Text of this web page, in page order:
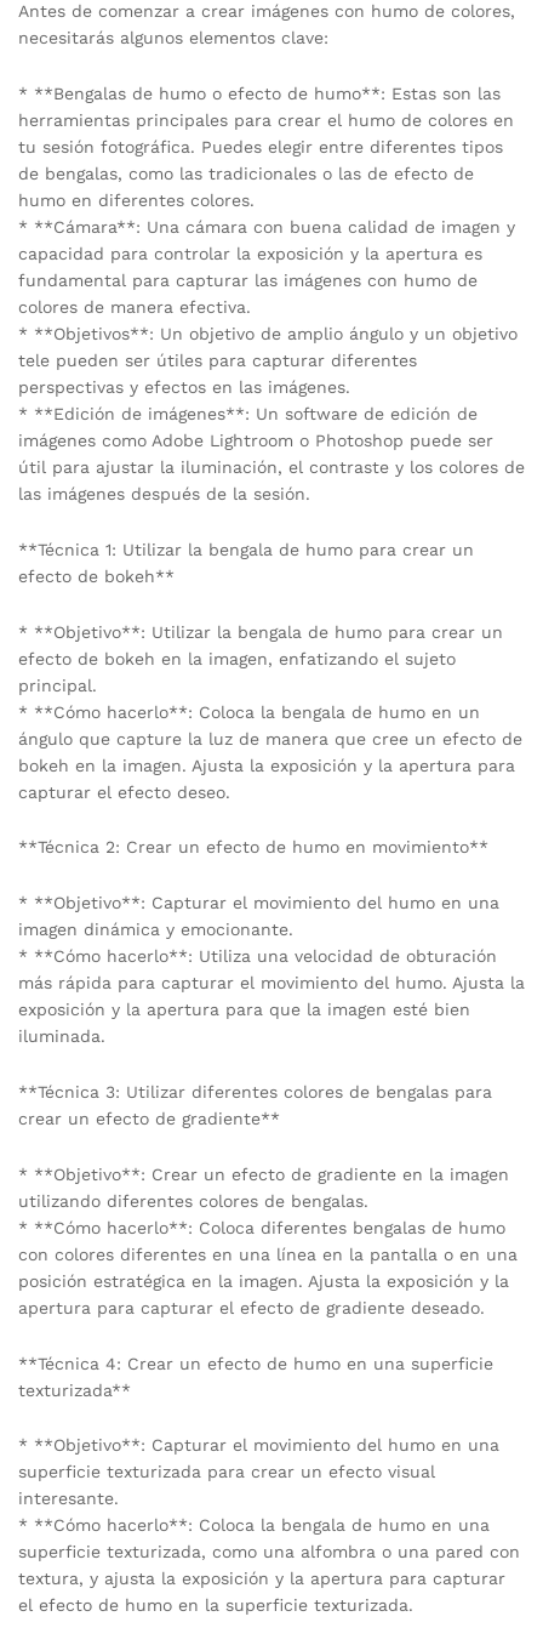
Antes de comenzar a crear imágenes con humo de colores,
necesitarás algunos elementos clave:
* **Bengalas de humo o efecto de humo**: Estas son las
herramientas principales para crear el humo de colores en
tu sesión fotográfica. Puedes elegir entre diferentes tipos
de bengalas, como las tradicionales o las de efecto de
humo en diferentes colores.
* **Cámara**: Una cámara con buena calidad de imagen y
capacidad para controlar la exposición y la apertura es
fundamental para capturar las imágenes con humo de
colores de manera efectiva.
* **Objetivos**: Un objetivo de amplio ángulo y un objetivo
tele pueden ser útiles para capturar diferentes
perspectivas y efectos en las imágenes.
* **Edición de imágenes**: Un software de edición de
imágenes como Adobe Lightroom o Photoshop puede ser
útil para ajustar la iluminación, el contraste y los colores de
las imágenes después de la sesión.
**Técnica 1: Utilizar la bengala de humo para crear un
efecto de bokeh**
* **Objetivo**: Utilizar la bengala de humo para crear un
efecto de bokeh en la imagen, enfatizando el sujeto
principal.
* **Cómo hacerlo**: Coloca la bengala de humo en un
ángulo que capture la luz de manera que cree un efecto de
bokeh en la imagen. Ajusta la exposición y la apertura para
capturar el efecto deseo.
**Técnica 2: Crear un efecto de humo en movimiento**
* **Objetivo**: Capturar el movimiento del humo en una
imagen dinámica y emocionante.
* **Cómo hacerlo**: Utiliza una velocidad de obturación
más rápida para capturar el movimiento del humo. Ajusta la
exposición y la apertura para que la imagen esté bien
iluminada.
**Técnica 3: Utilizar diferentes colores de bengalas para
crear un efecto de gradiente**
* **Objetivo**: Crear un efecto de gradiente en la imagen
utilizando diferentes colores de bengalas.
* **Cómo hacerlo**: Coloca diferentes bengalas de humo
con colores diferentes en una línea en la pantalla o en una
posición estratégica en la imagen. Ajusta la exposición y la
apertura para capturar el efecto de gradiente deseado.
**Técnica 4: Crear un efecto de humo en una superficie
texturizada**
* **Objetivo**: Capturar el movimiento del humo en una
superficie texturizada para crear un efecto visual
interesante.
* **Cómo hacerlo**: Coloca la bengala de humo en una
superficie texturizada, como una alfombra o una pared con
textura, y ajusta la exposición y la apertura para capturar
el efecto de humo en la superficie texturizada.